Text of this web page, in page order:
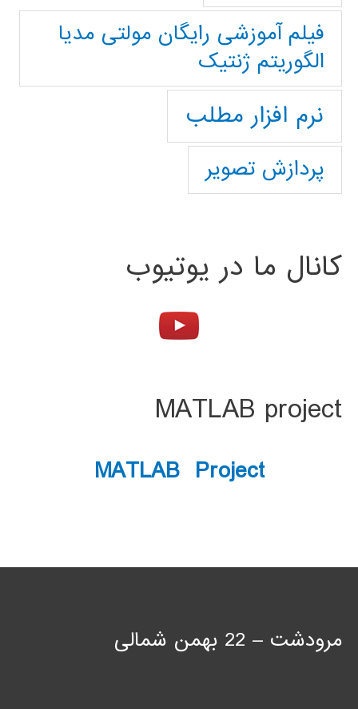
فیلم آموزشی رایگان مولتی مدیا
الگوریتم ژنتیک
نرم افزار مطلب
پردازش تصویر
کانال ما در یوتیوب
MATLAB project
MATLAB Project
مرودشت – 22 بهمن شمالی